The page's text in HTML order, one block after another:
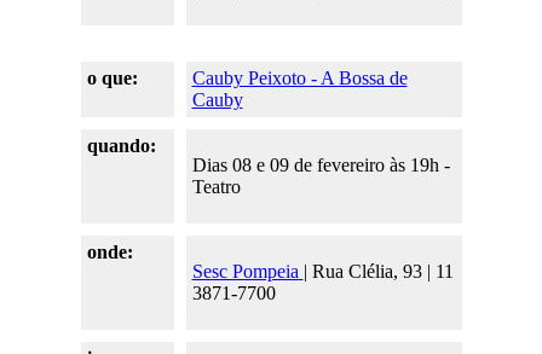
o que:
Cauby Peixoto - A Bossa de
Cauby
quando:
Dias 08 e 09 de fevereiro às 19h -
Teatro
onde:
Sesc Pompeia | Rua Clélia, 93 | 11
3871-7700